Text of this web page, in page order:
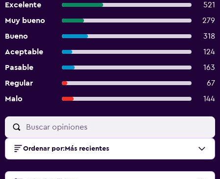
Excelente
521
Muy bueno
279
Bueno
318
Aceptable
124
Pasable
163
Regular
67
Malo
144
Ordenar por: Más recientes